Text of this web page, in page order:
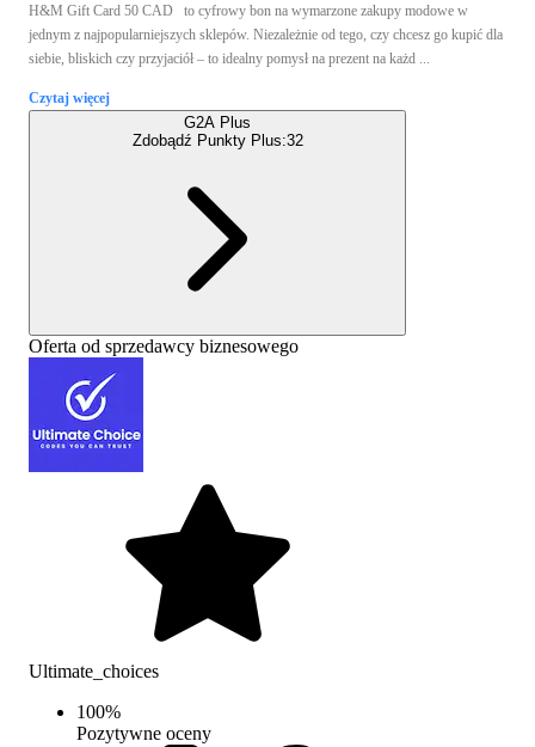
H&M Gift Card 50 CAD to cyfrowy bon na wymarzone zakupy modowe w
jednym z najpopularniejszych sklepów. Niezależnie od tego, czy chcesz go kupić dla
siebie, bliskich czy przyjaciół – to idealny pomysł na prezent na każd ...
Czytaj więcej
G2A Plus
Zdobądź Punkty Plus:32
Oferta od sprzedawcy biznesowego
Ultimate_choices
100%
Pozytywne oceny